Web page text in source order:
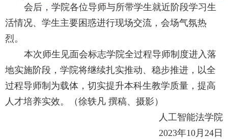
会后，学院各位导师与所带学生就近阶段学习生
活情况、学生主要困惑进行现场交流，会场气氛热
烈。
本次师生见面会标志学院全过程导师制度进入落
地实施阶段，学院将继续扎实推动、稳步推进，以全
过程导师制为载体，切实提升本科生教学质量，提高
人才培养实效。（徐轶凡 撰稿、摄影）
人工智能法学院
2023年10月 24 日